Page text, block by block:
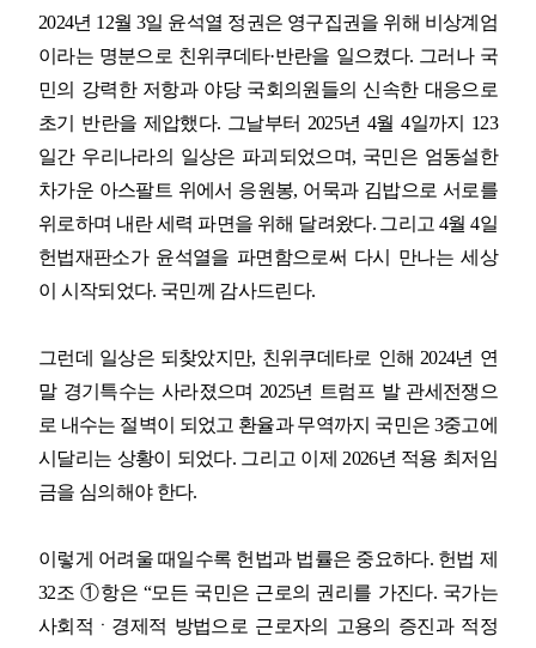
2024년 12월3일 윤석열 정권은 영구집권을 위해 비상계엄
이라는 명분으로 친위쿠데타·반란을 일으켰다. 그러나 국
민의 강력한 저항과 야당 국회의원들의 신속한 대응으로
초기 반란을 제압했다. 그날부터 2025년 4월4일까지 123
일간 우리나라의 일상은 파괴되었으며, 국민은 엄동설한
차가운 아스팔트 위에서 응원봉, 어묵과 김밥으로 서로를
위로하며 내란 세력 파면을 위해 달려왔다. 그리고4월4일
헌법재판소가 윤석열을 파면함으로써 다시 만나는 세상
이 시작되었다. 국민께 감사드린다.
그런데 일상은 되찾았지만, 친위쿠데타로 인해 2024년 연
말 경기특수는 사라졌으며 2025년 트럼프 발 관세전쟁으
로 내수는 절벽이 되었고 환율과 무역까지 국민은 3중고에
시달리는 상황이 되었다. 그리고 이제 2026년 적용 최저임
금을 심의해야 한다.
이렇게 어려울 때일수록 헌법과 법률은 중요하다. 헌법 제
32조①항은“모든 국민은 근로의 권리를 가진다. 국가는
사회적ㆍ경제적 방법으로 근로자의 고용의 증진과 적정